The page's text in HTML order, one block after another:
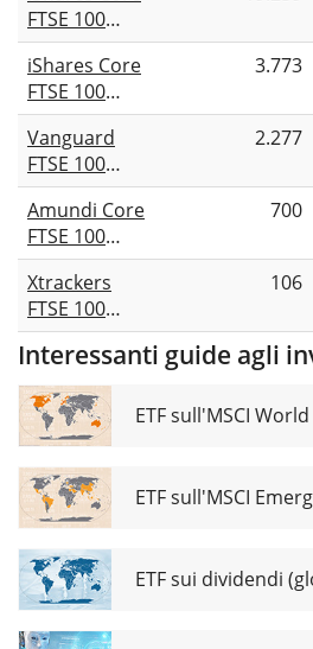
FTSE 100
UCITS ETF
GBP (Dist)
iShares Core
FTSE 100
UCITS ETF
GBP (Acc)
3.773
Vanguard
FTSE 100
UCITS ETF
(GBP)
Accumulating
2.277
Amundi Core
FTSE 100
Swap UCITS
ETF Acc
700
Xtrackers
FTSE 100
UCITS ETF 1C
106
Interessanti guide agli
ETF sull'MSCI
ETF sui dividendi